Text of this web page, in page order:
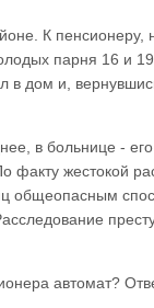
К пенсионеру,
парня 16 и 19
в дом и,
в больнице -
факту жестокой
общеопасным
автомат?